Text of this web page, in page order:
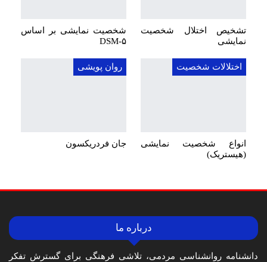
تشخیص اختلال شخصیت
نمایشی
شخصیت نمایشی بر اساس
DSM-۵
اختلالات شخصیت
انواع شخصیت نمایشی
(هیستریک)
روان پویشی
جان فردریکسون
درباره ما
دانشنامه روانشناسی مردمی، تلاشی فرهنگی برای گسترش تفکر